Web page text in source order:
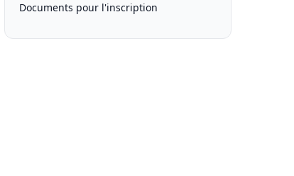
Documents pour l'inscription